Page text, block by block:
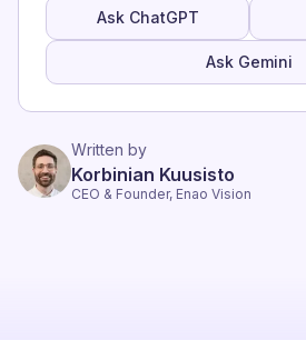
Ask ChatGPT
Ask Gemini
Written by
Korbinian Kuusisto
CEO & Founder, Enao Vision